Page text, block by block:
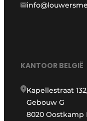
KANTOOR BELGIË
Kapellestraat
Gebouw G
8020 Oostkamp